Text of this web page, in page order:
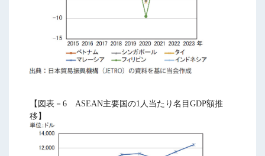
【図表－6 ASEAN主要国の1人当たり名目GDP額推
移】